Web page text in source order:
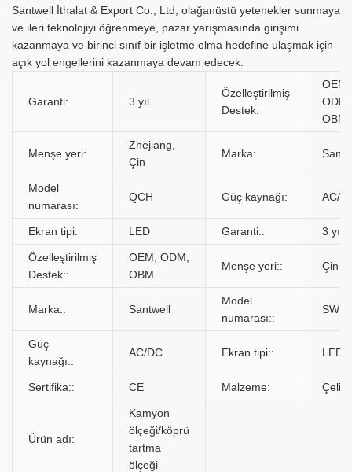
Santwell İthalat & Export Co., Ltd, olağanüstü yetenekler sunmaya
ve ileri teknolojiyi öğrenmeye, pazar yarışmasında girişimi
kazanmaya ve birinci sınıf bir işletme olma hedefine ulaşmak için
açık yol engellerini kazanmaya devam edecek.
Garanti: 3 yıl
Özelleştirilmiş
Destek:
OEM,
ODM,
OBM
Menşe yeri:
Zhejiang,
Çin
Marka:
Model
numarası:
QCH Güç kaynağı: AC/
Ekran tipi: LED Garanti:: 3 yıl
Özelleştirilmiş
Destek::
OEM, ODM,
OBM
Menşe yeri:: Çin
Marka:: Santwell
Model
numarası::
Güç
kaynağı::
AC/DC Ekran tipi:: LED
Sertifika:: CE Malzeme: Çelik
Ürün adı:
Kamyon
ölçeği/köprü
tartma
ölçeği